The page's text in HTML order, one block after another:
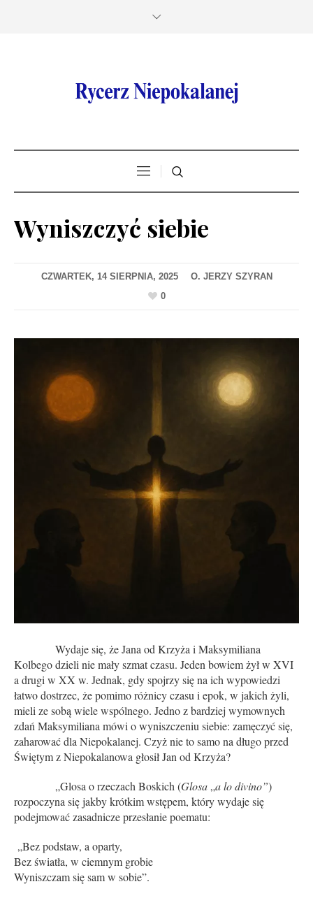
Wyniszczyć siebie
CZWARTEK, 14 SIERPNIA, 2025
0
Wydaje się, że Jana od Krzyża i Maksymiliana
Kolbego dzieli nie mały szmat czasu. Jeden bowiem żył w XVI
a drugi w XX w. Jednak, gdy spojrzy się na ich wypowiedzi
łatwo dostrzec, że pomimo różnicy czasu i epok, w jakich żyli,
mieli ze sobą wiele wspólnego. Jedno z bardziej wymownych
zdań Maksymiliana mówi o wyniszczeniu siebie: zamęczyć się,
zaharować dla Niepokalanej. Czyż nie to samo na długo przed
Świętym z Niepokalanowa głosił Jan od Krzyża?
„Glosa o rzeczach Boskich (Glosa „a lo divino”)
rozpoczyna się jakby krótkim wstępem, który wydaje się
podejmować zasadnicze przesłanie poematu:
„Bez podstaw, a oparty,
Bez światła, w ciemnym grobie
Wyniszczam się sam w sobie”.